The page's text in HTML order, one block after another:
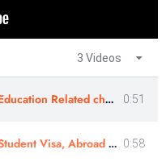
3 Videos
Sshree Astro Vastu | Education Related challenges | Review By- Mr Vikas #sshreeastrovastu #astrology 0:51
Sshree Astro Vastu | Student Visa, Abroad Study - Review |Sahil Warge | #sshreeastrovastu 0:58